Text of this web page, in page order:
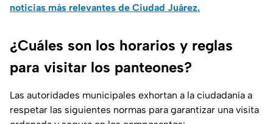
noticias más relevantes de Ciudad Juárez.
¿Cuáles son los horarios y reglas
para visitar los panteones?
Las autoridades municipales exhortan a la ciudadanía a
respetar las siguientes normas para garantizar una visita